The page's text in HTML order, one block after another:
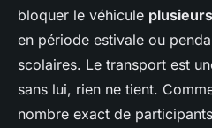
bloquer le véhicule
en période estivale ou
scolaires. Le transport est
sans lui, rien ne tient.
nombre exact de